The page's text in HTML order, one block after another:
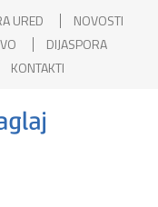
URED
NOVOSTI
DIJASPORA
KONTAKTI